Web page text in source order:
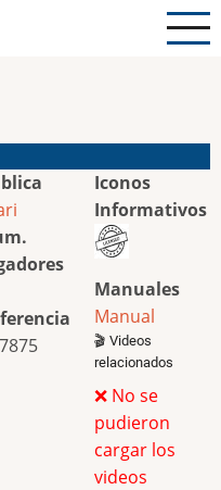
Iconos
Informativos
Manuales
Manual
🎬 Videos
relacionados
❌ No se
pudieron
cargar los
videos